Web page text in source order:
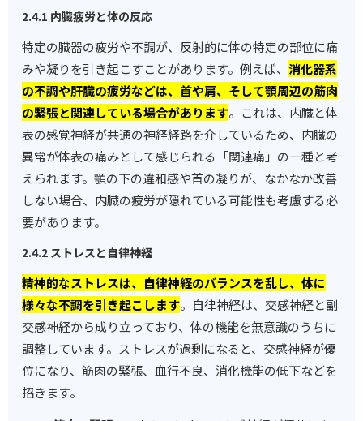
2.4.1 内臓疲労と体の反応
特定の臓器の疲労や不調が、反射的に体の特定の部位に痛
みや凝りを引き起こすことがあります。例えば、消化器系
の不調や肝臓の疲労などは、首や肩、そして顎周辺の筋肉
の緊張と関連している場合があります。これは、内臓と体
表の感覚神経が共通の神経経路を介しているため、内臓の
異常が体表の痛みとして感じられる「関連痛」の一種と考
えられます。顎の下の違和感や首の凝りが、なかなか改善
しない場合、内臓の疲労が隠れている可能性も考慮する必
要があります。
2.4.2 ストレスと自律神経
精神的なストレスは、自律神経のバランスを乱し、体に
様々な不調を引き起こします。自律神経は、交感神経と副
交感神経から成り立っており、体の機能を無意識のうちに
調整しています。ストレスが過剰になると、交感神経が優
位になり、筋肉の緊張、血行不良、消化機能の低下などを
招きます。